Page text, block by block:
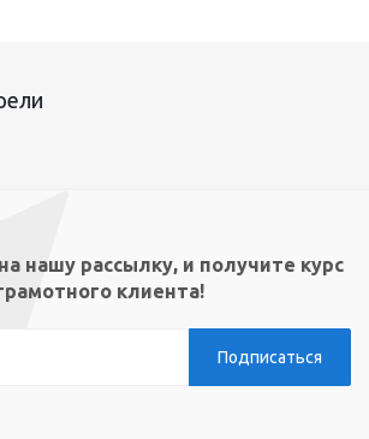
нашу рассылку, и получите курс
клиента!